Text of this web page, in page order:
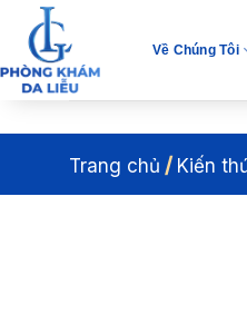
qua
nội
dung
Về Chúng Tôi
Trang chủ / Kiến